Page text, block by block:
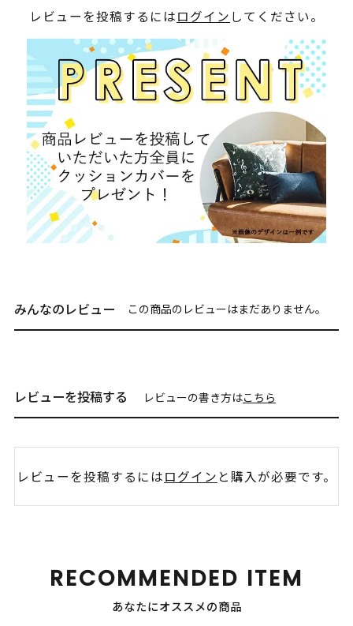
レビューを投稿するにはログイン してください。
みんなのレビュー この商品のレビューはまだありません。
レビューを投稿する レビューの書き方はこちら
レビューを投稿するにはログイン と購入が必要です。
RECOMMENDED ITEM
あなたにオススメの商品